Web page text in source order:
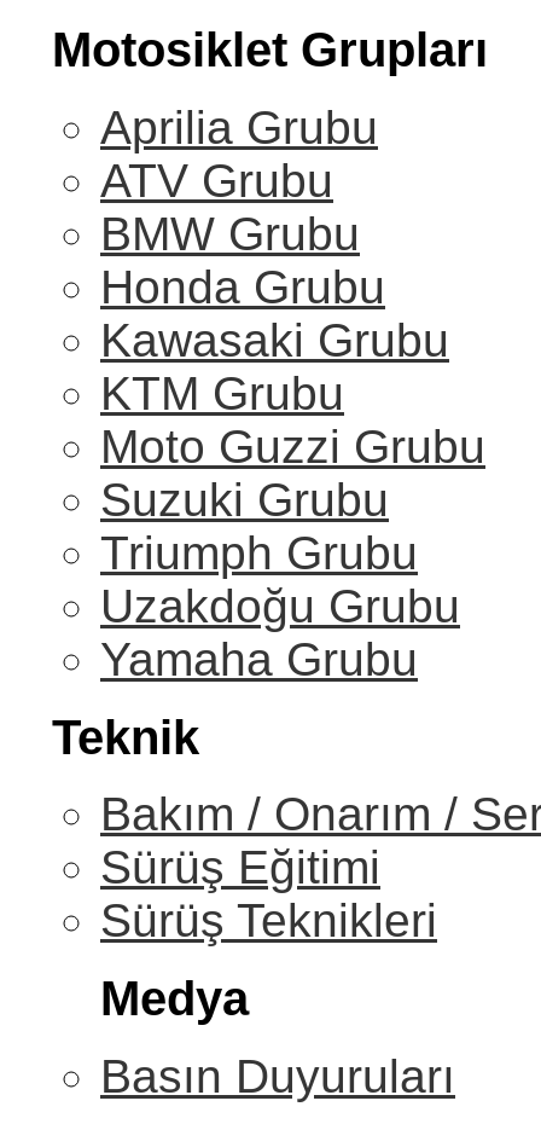
Motosiklet Grupları
Aprilia Grubu
ATV Grubu
BMW Grubu
Honda Grubu
Kawasaki Grubu
KTM Grubu
Moto Guzzi Grubu
Suzuki Grubu
Triumph Grubu
Uzakdoğu Grubu
Yamaha Grubu
Teknik
Bakım / Onarım /
Sürüş Eğitimi
Sürüş Teknikleri
Medya
Basın Duyuruları